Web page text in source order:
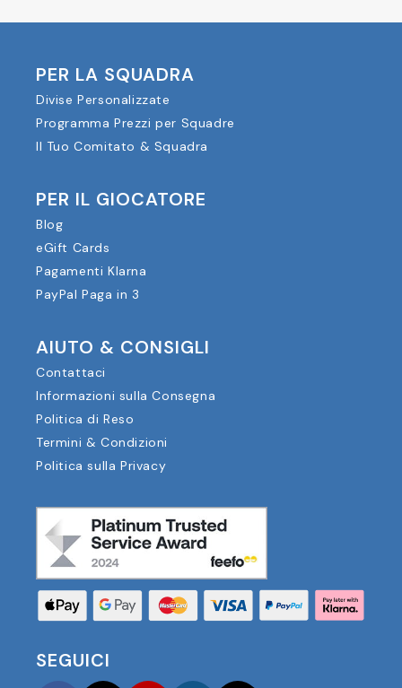
PER LA SQUADRA
Divise Personalizzate
Programma Prezzi per Squadre
Il Tuo Comitato & Squadra
PER IL GIOCATORE
Blog
eGift Cards
Pagamenti Klarna
PayPal Paga in 3
AIUTO & CONSIGLI
Contattaci
Informazioni sulla Consegna
Politica di Reso
Termini & Condizioni
Politica sulla Privacy
SEGUICI